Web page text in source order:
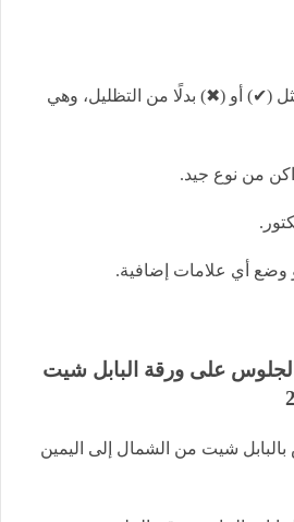
(✔) أو (✖) بدلًا من التظليل، وهي
على ورقة البابل شيت
بالبابل شيت من الشمال إلى اليمين